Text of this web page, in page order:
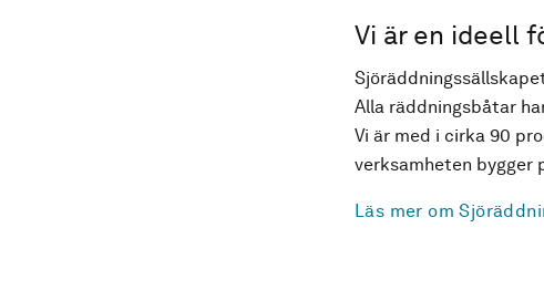
Vi är en ideell
Alla räddningsbåtar
Vi är med i cirka 90
verksamheten bygger
Läs mer om